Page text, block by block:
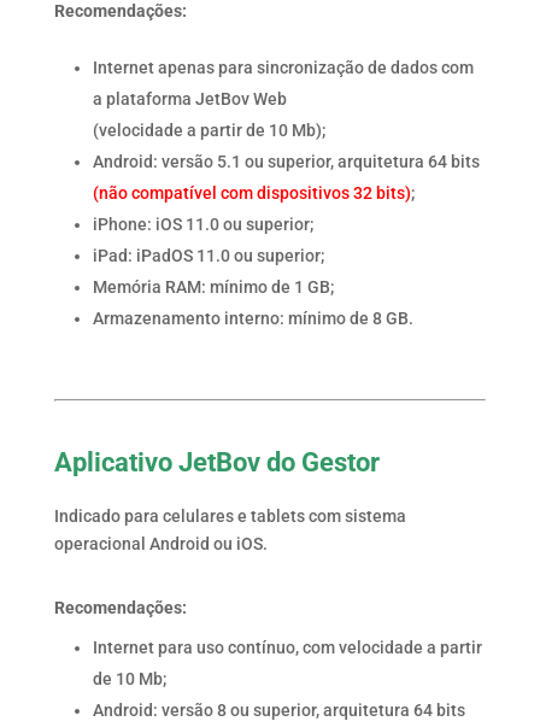
Recomendações:
Internet apenas para sincronização de dados com
a plataforma JetBov Web
(velocidade a partir de 10 Mb);
Android: versão 5.1 ou superior, arquitetura 64 bits
(não compatível com dispositivos 32 bits);
iPhone: iOS 11.0 ou superior;
iPad: iPadOS 11.0 ou superior;
Memória RAM: mínimo de 1 GB;
Armazenamento interno: mínimo de 8 GB.
Aplicativo JetBov do Gestor
Indicado para celulares e tablets com sistema
operacional Android ou iOS.
Recomendações:
Internet para uso contínuo, com velocidade a partir
de 10 Mb;
Android: versão 8 ou superior, arquitetura 64 bits